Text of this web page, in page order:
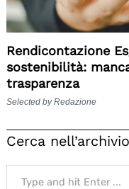
Rendicontazione
sostenibilità:
trasparenza
Selected by Redazione
Cerca nell’archivio
Search
for: